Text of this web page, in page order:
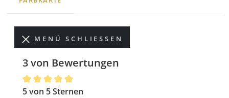
MENÜ SCHLIESSEN
3 von Bewertungen
Durchschnittliche Bewertung von 5 von 5 Sternen
5 von 5 Sternen